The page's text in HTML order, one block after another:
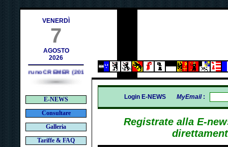
VENERDÌ
7
AGOSTO
2026
Bruno CREMER (2010)
E-NEWS
Consultare
Galleria
Tariffe & FAQ
Login E-NEWS MyEmail:
Registrate alla E-